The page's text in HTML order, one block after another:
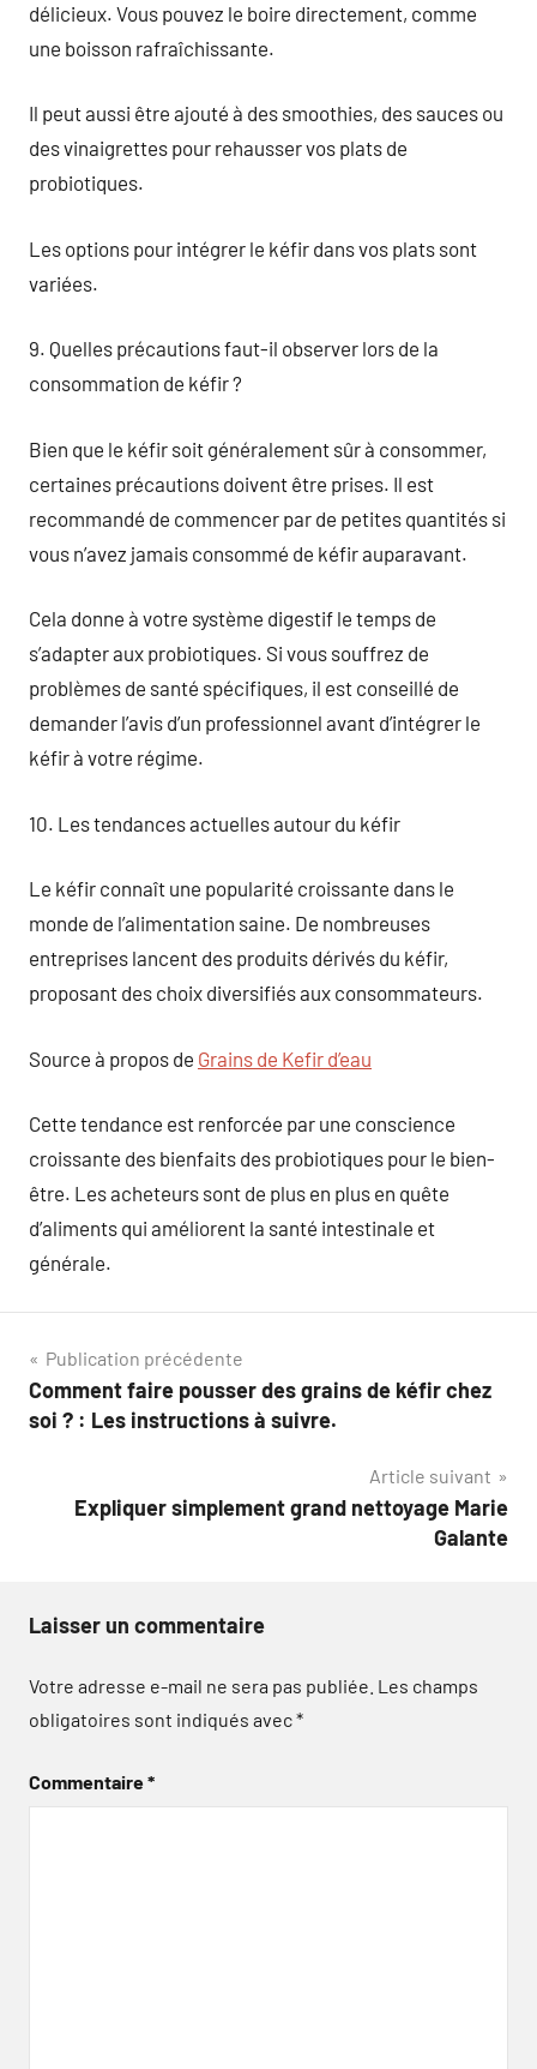
délicieux. Vous pouvez le boire directement, comme
une boisson rafraîchissante.
Il peut aussi être ajouté à des smoothies, des sauces ou
des vinaigrettes pour rehausser vos plats de
probiotiques.
Les options pour intégrer le kéfir dans vos plats sont
variées.
9. Quelles précautions faut-il observer lors de la
consommation de kéfir ?
Bien que le kéfir soit généralement sûr à consommer,
certaines précautions doivent être prises. Il est
recommandé de commencer par de petites quantités si
vous n’avez jamais consommé de kéfir auparavant.
Cela donne à votre système digestif le temps de
s’adapter aux probiotiques. Si vous souffrez de
problèmes de santé spécifiques, il est conseillé de
demander l’avis d’un professionnel avant d’intégrer le
kéfir à votre régime.
10. Les tendances actuelles autour du kéfir
Le kéfir connaît une popularité croissante dans le
monde de l’alimentation saine. De nombreuses
entreprises lancent des produits dérivés du kéfir,
proposant des choix diversifiés aux consommateurs.
Source à propos de Grains de Kefir d’eau
Cette tendance est renforcée par une conscience
croissante des bienfaits des probiotiques pour le bien-
être. Les acheteurs sont de plus en plus en quête
d’aliments qui améliorent la santé intestinale et
générale.
Navigation
de
Publication précédente
Comment faire pousser des grains de kéfir chez
soi ? : Les instructions à suivre.
Article suivant
Expliquer simplement grand nettoyage Marie
Galante
Laisser un commentaire
Votre adresse e-mail ne sera pas publiée. Les champs
obligatoires sont indiqués avec*
Commentaire*